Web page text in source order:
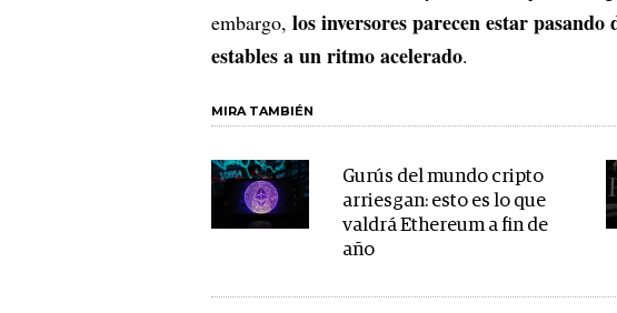
embargo, los inversores parecen estar pasando
estables a un ritmo acelerado.
MIRA TAMBIÉN
Gurús del mundo cripto
arriesgan: esto es lo que
valdrá Ethereum a fin de
año